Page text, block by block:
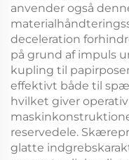
anvender også
deceleration
på grund af impuls
kupling til
effektivt både til
hvilket giver
reservedele.
glatte